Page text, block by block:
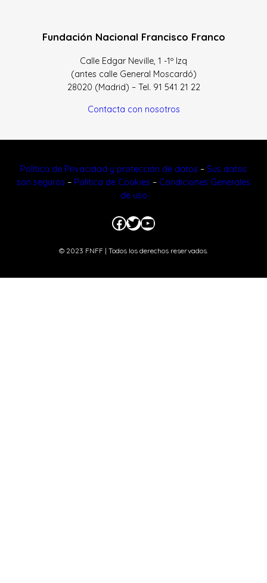
Fundación Nacional Francisco Franco
Calle Edgar Neville, 1 -1º Izq
(antes calle General Moscardó)
28020 (Madrid) – Tel. 91 541 21 22
Contacta con nosotros
Política de Privacidad y protección de datos – Sus datos
son seguros – Política de Cookies – Condiciones Generales
de uso
Facebook
Twitter
YouTube
© 2023 FNFF | Todos los derechos reservados.